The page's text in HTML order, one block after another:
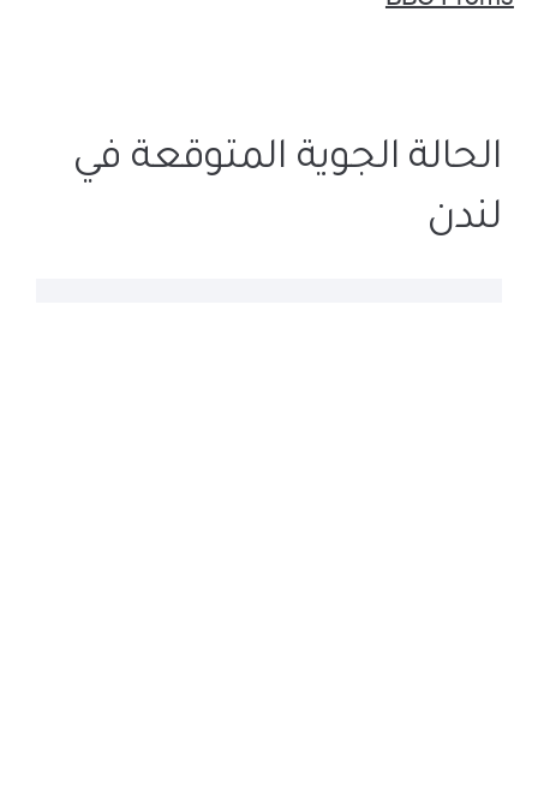
الحالة الجوية المتوقعة في
لندن